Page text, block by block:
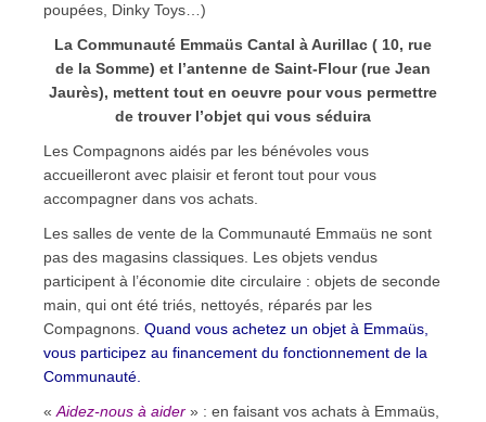
poupées, Dinky Toys…)
La Communauté Emmaüs Cantal à Aurillac ( 10, rue
de la Somme) et l’antenne de Saint-Flour (rue Jean
Jaurès), mettent tout en oeuvre pour vous permettre
de trouver l’objet qui vous séduira
Les Compagnons aidés par les bénévoles vous
accueilleront avec plaisir et feront tout pour vous
accompagner dans vos achats.
Les salles de vente de la Communauté Emmaüs ne sont
pas des magasins classiques. Les objets vendus
participent à l’économie dite circulaire : objets de seconde
main, qui ont été triés, nettoyés, réparés par les
Compagnons. Quand vous achetez un objet à Emmaüs,
vous participez au financement du fonctionnement de la
Communauté.
« Aidez-nous à aider » : en faisant vos achats à Emmaüs,